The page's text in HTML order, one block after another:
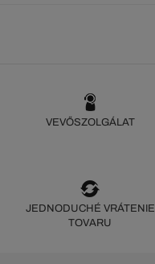
VEVŐSZOLGÁLAT
JEDNODUCHÉ VRÁTENIE
TOVARU